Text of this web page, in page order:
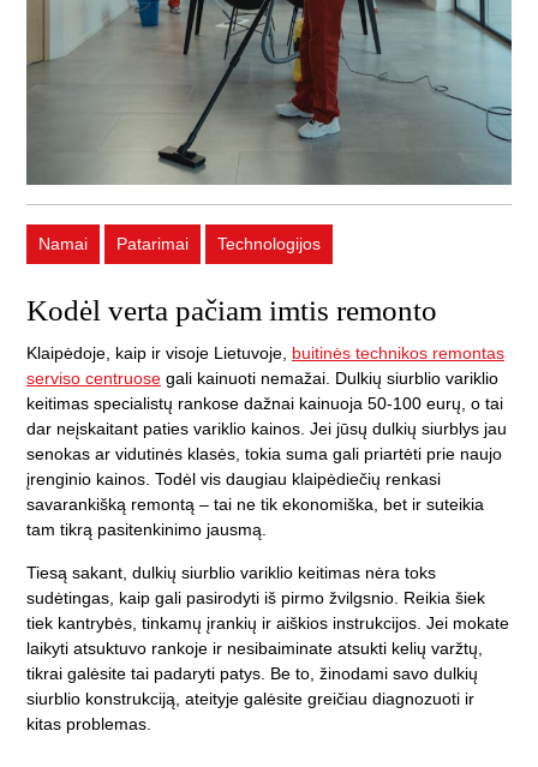
Namai Patarimai Technologijos
Kodėl verta pačiam imtis remonto
Klaipėdoje, kaip ir visoje Lietuvoje, buitinės technikos remontas
serviso centruose gali kainuoti nemažai. Dulkių siurblio variklio
keitimas specialistų rankose dažnai kainuoja 50-100 eurų, o tai
dar neįskaitant paties variklio kainos. Jei jūsų dulkių siurblys jau
senokas ar vidutinės klasės, tokia suma gali priartėti prie naujo
įrenginio kainos. Todėl vis daugiau klaipėdiečių renkasi
savarankišką remontą – tai ne tik ekonomiška, bet ir suteikia
tam tikrą pasitenkinimo jausmą.
Tiesą sakant, dulkių siurblio variklio keitimas nėra toks
sudėtingas, kaip gali pasirodyti iš pirmo žvilgsnio. Reikia šiek
tiek kantrybės, tinkamų įrankių ir aiškios instrukcijos. Jei mokate
laikyti atsuktuvo rankoje ir nesibaiminate atsukti kelių varžtų,
tikrai galėsite tai padaryti patys. Be to, žinodami savo dulkių
siurblio konstrukciją, ateityje galėsite greičiau diagnozuoti ir
kitas problemas.